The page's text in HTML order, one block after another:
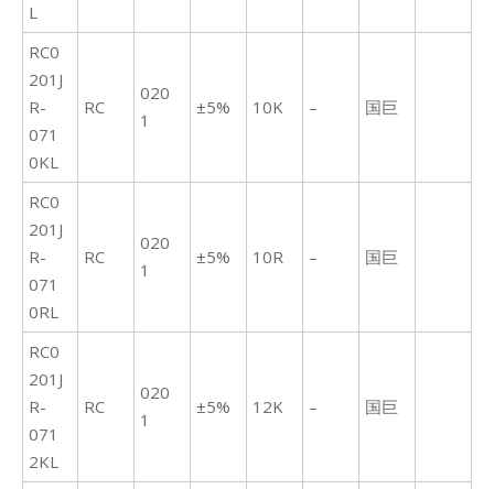
L
RC0
201J
R-
071
0KL
RC
020
1
±5% 10K – 国巨
RC0
201J
R-
071
0RL
RC
020
1
±5% 10R – 国巨
RC0
201J
R-
071
2KL
RC
020
1
±5% 12K – 国巨